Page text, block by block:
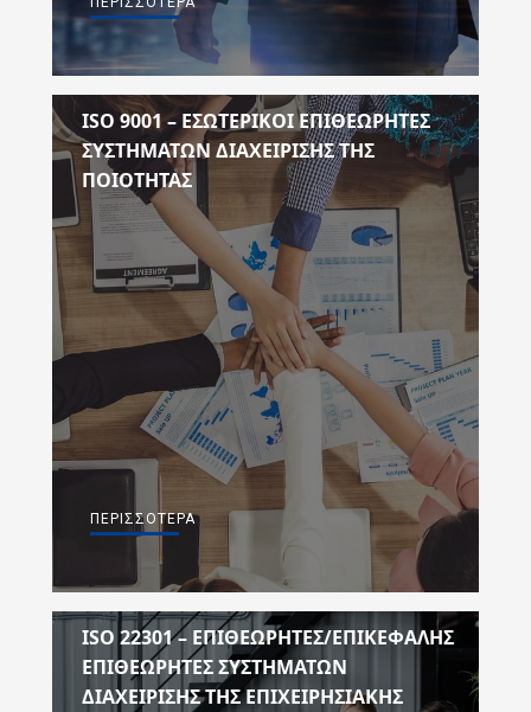
ISO 9001 – ΕΣΩΤΕΡΙΚΟΙ ΕΠΙΘΕΩΡΗΤΕΣ
ΣΥΣΤΗΜΑΤΩΝ ΔΙΑΧΕΙΡΙΣΗΣ ΤΗΣ
ΠΟΙΟΤΗΤΑΣ
ΠΕΡΙΣΣΌΤΕΡΑ
ISO 22301 – ΕΠΙΘΕΩΡΗΤΕΣ/ΕΠΙΚΕΦΑΛΗΣ
ΕΠΙΘΕΩΡΗΤΕΣ ΣΥΣΤΗΜΑΤΩΝ
ΔΙΑΧΕΙΡΙΣΗΣ ΤΗΣ ΕΠΙΧΕΙΡΗΣΙΑΚΗΣ